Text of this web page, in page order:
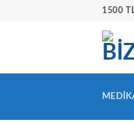
1500